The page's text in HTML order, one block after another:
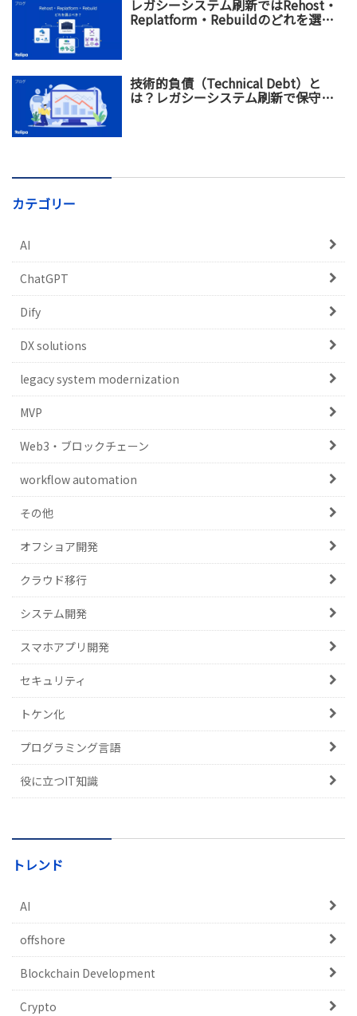
レガシーシステム刷新ではRehost・
Replatform・Rebuildのどれを選ぶ
技術的負債（Technical Debt）と
は？レガシーシステム刷新で保守コ
カテゴリー
AI
ChatGPT
Dify
DX solutions
legacy system modernization
MVP
Web3・ブロックチェーン
workflow automation
その他
オフショア開発
クラウド移行
システム開発
スマホアプリ開発
セキュリティ
トケン化
プログラミング言語
役に立つIT知識
トレンド
AI
offshore
Blockchain Development
Crypto